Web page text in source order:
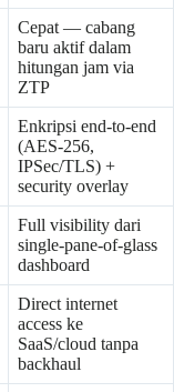
Cepat — cabang
baru aktif dalam
hitungan jam via
ZTP
Enkripsi end-to-end
(AES-256,
IPSec/TLS) +
security overlay
Full visibility dari
single-pane-of-glass
dashboard
Direct internet
access ke
SaaS/cloud tanpa
backhaul